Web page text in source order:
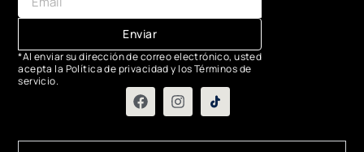
Enviar
*Al enviar su dirección de correo electrónico, usted
acepta la Política de privacidad y los Términos de
servicio.